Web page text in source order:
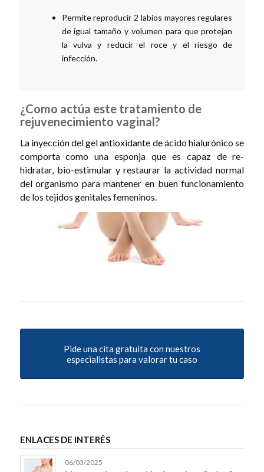
Permite reproducir 2 labios mayores regulares
de igual tamaño y volumen para que protejan
la vulva y reducir el roce y el riesgo de
infección.
¿Como actúa este tratamiento de
rejuvenecimiento vaginal?
La inyección del gel antioxidante de ácido hialurónico se
comporta como una esponja que es capaz de re-
hidratar, bio-estimular y restaurar la actividad normal
del organismo para mantener en buen funcionamiento
de los tejidos genitales femeninos.
Pide una cita gratuita con nuestros
especialistas para valorar tu caso
ENLACES DE INTERÉS
06/03/2025